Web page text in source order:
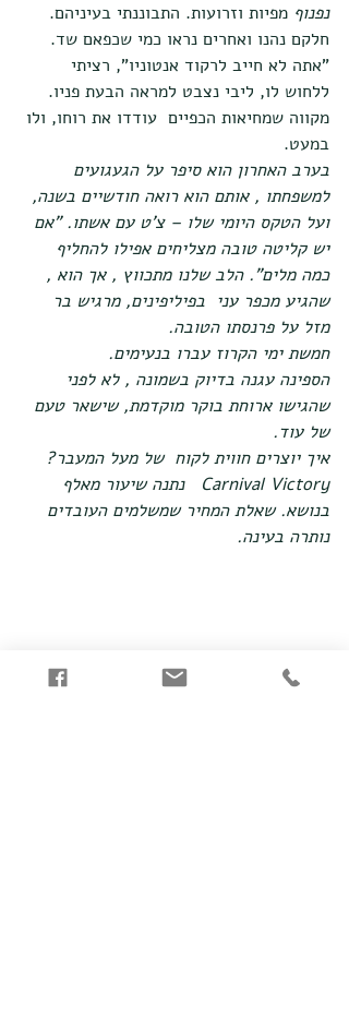
נפנוף מפיות וזרועות. התבוננתי בעיניהם.
חלקם נהנו ואחרים נראו כמי שכפאם שד.
"אתה לא חייב לרקוד אנטוניו", רציתי
ללחוש לו, ליבי נצבט למראה הבעת פניו.
מקווה שמחיאות הכפיים  עודדו את רוחו, ולו
במעט.
בערב האחרון הוא סיפר על הגעגועים
למשפחתו , אותם הוא רואה חודשיים בשנה,
ועל הטקס היומי שלו – צ'ט עם אשתו. "אם
יש קליטה טובה מצליחים אפילו להחליף
כמה מלים". הלב שלנו מתכווץ , אך הוא ,
שהגיע מכפר עני  בפיליפינים, מרגיש בר
מזל על פרנסתו הטובה.
חמשת ימי הקרוז עברו בנעימים.
הספינה עגנה בדיוק בשמונה , לא לפני
שהגישו ארוחת בוקר מוקדמת, שישאר טעם
של עוד.
איך יוצרים חווית לקוח  של מעל המעבר?
Carnival Victory   נתנה שיעור מאלף
בנושא. שאלת המחיר שמשלמים העובדים
נותרה בעינה.